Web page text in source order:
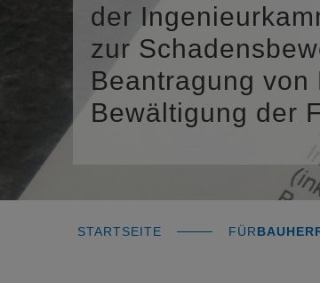
der
zur
Beantragung
Bewältigung der
STARTSEITE FÜR